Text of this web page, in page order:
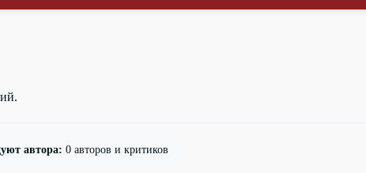
автора: 0 авторов и критиков